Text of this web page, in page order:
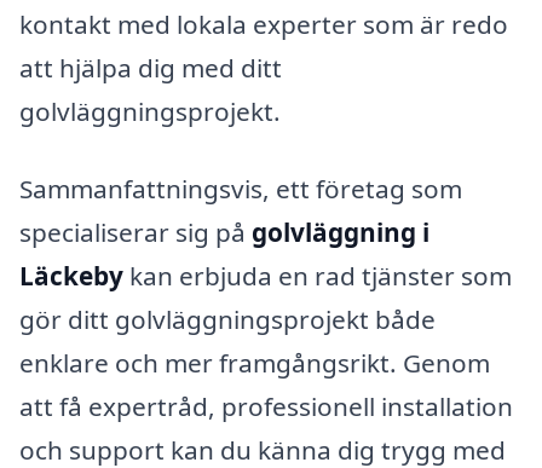
kontakt med lokala experter som är redo
att hjälpa dig med ditt
golvläggningsprojekt.
Sammanfattningsvis, ett företag som
specialiserar sig på golvläggning i
Läckeby kan erbjuda en rad tjänster som
gör ditt golvläggningsprojekt både
enklare och mer framgångsrikt. Genom
att få expertråd, professionell installation
och support kan du känna dig trygg med